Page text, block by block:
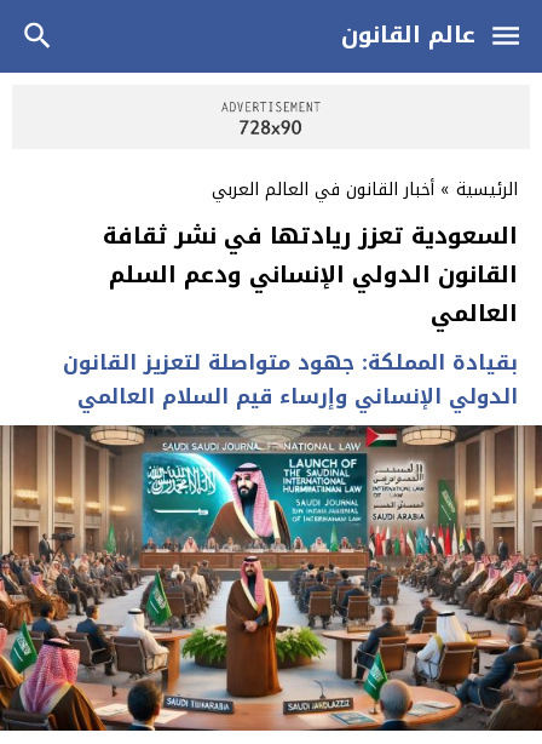
عالم القانون
الرئيسية » أخبار القانون في العالم العربي
السعودية تعزز ريادتها في نشر ثقافة
القانون الدولي الإنساني ودعم السلم
العالمي
بقيادة المملكة: جهود متواصلة لتعزيز القانون
الدولي الإنساني وإرساء قيم السلام العالمي